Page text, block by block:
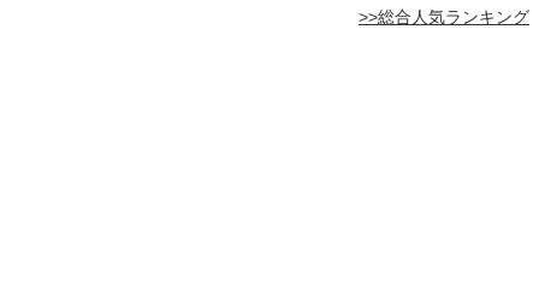
>>総合人気ランキング